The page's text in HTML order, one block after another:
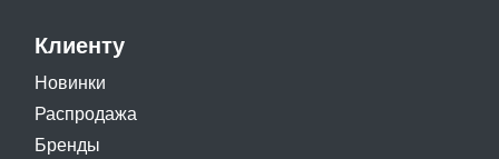
Клиенту
Новинки
Распродажа
Бренды